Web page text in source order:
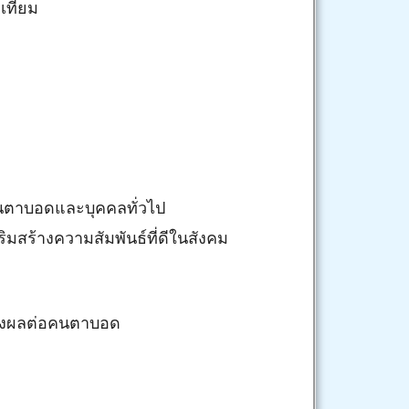
ทียม
ตาบอดและบุคคลทั่วไป
มสร้างความสัมพันธ์ที่ดีในสังคม
ผลต่อคนตาบอด